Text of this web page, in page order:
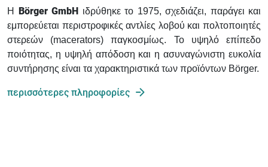
Η Börger GmbH ιδρύθηκε το 1975, σχεδιάζει, παράγει και
εμπορεύεται περιστροφικές αντλίες λοβού και πολτοποιητές
στερεών (macerators) παγκοσμίως. Το υψηλό επίπεδο
ποιότητας, η υψηλή απόδοση και η ασυναγώνιστη ευκολία
συντήρησης είναι τα χαρακτηριστικά των προϊόντων Börger.
περισσότερες πληροφορίες